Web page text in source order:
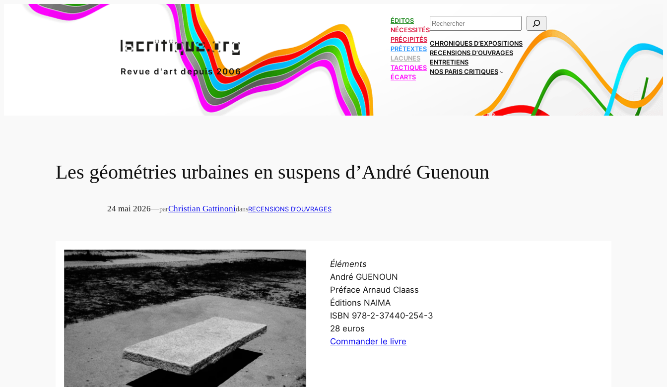
Revue d'art depuis 2006
ÉDITOS
NÉCESSITÉS
PRÉCIPITÉS
PRÉTEXTES
LACUNES
TACTIQUES
ÉCARTS
Rechercher
CHRONIQUES D’EXPOSITIONS
RECENSIONS D’OUVRAGES
ENTRETIENS
NOS PARIS CRITIQUES
Les géométries urbaines en suspens d’André Guenoun
24 mai 2026—parChristian GattinonidansRECENSIONS D’OUVRAGES
Éléments
André GUENOUN
Préface Arnaud Claass
Éditions NAIMA
ISBN 978-2-37440-254-3
28 euros
Commander le livre